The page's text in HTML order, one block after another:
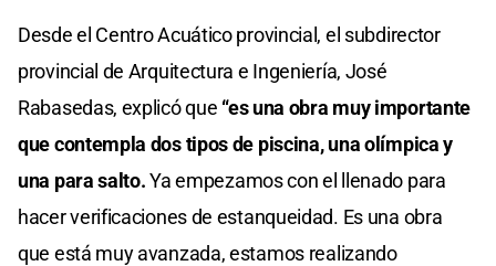
Desde el Centro Acuático provincial, el subdirector
provincial de Arquitectura e Ingeniería, José
Rabasedas, explicó que “es una obra muy importante
que contempla dos tipos de piscina, una olímpica y
una para salto.Ya empezamos con el llenado para
hacer verificaciones de estanqueidad. Es una obra
que está muy avanzada, estamos realizando